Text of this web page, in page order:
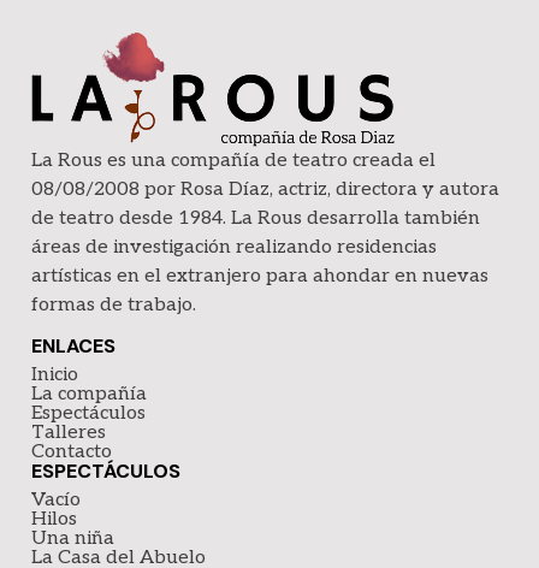
La Rous es una compañía de teatro creada el
08/08/2008 por Rosa Díaz, actriz, directora y autora
de teatro desde 1984. La Rous desarrolla también
áreas de investigación realizando residencias
artísticas en el extranjero para ahondar en nuevas
formas de trabajo.
ENLACES
Inicio
La compañía
Espectáculos
Talleres
Contacto
ESPECTÁCULOS
Vacío
Hilos
Una niña
La Casa del Abuelo